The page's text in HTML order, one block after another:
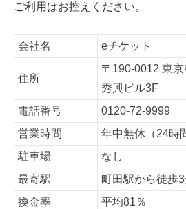
ご利用はお控えください。
会社名 eチケット
住所
〒190-0012 東
秀興ビル3F
電話番号
0120-72-9999
営業時間
年中無休（24時
駐車場
なし
最寄駅
町田駅から徒歩3
換金率
平均81％